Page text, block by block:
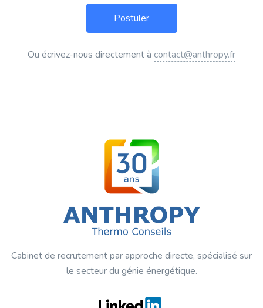
Ou écrivez-nous directement à contact@anthropy.fr
Cabinet de recrutement par approche directe, spécialisé sur
le secteur du génie énergétique.